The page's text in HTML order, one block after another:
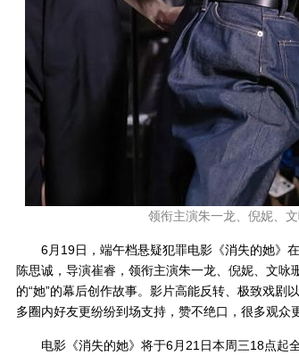
领衔主演朱一龙、倪妮、
6月19日，端午档悬疑犯罪电影《消失的她》
陈思诚，导演崔睿，领衔主演朱一龙、倪妮、文
的“她”的幕后创作故事。影片高能反转、极致戏
多圈内好友更纷纷到场支持，赞不绝口，很多观众
电影《消失的她》将于6月21日本周三18点起